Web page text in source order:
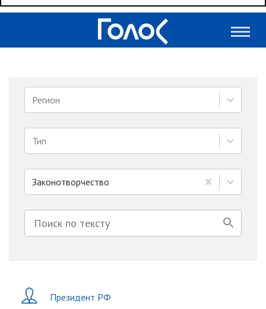
Регион
Тип
Законотворчество
Президент РФ